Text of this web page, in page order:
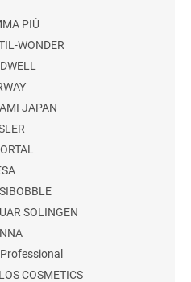
PIÚ
WONDER
JAPAN
SOLINGEN
COSMETICS